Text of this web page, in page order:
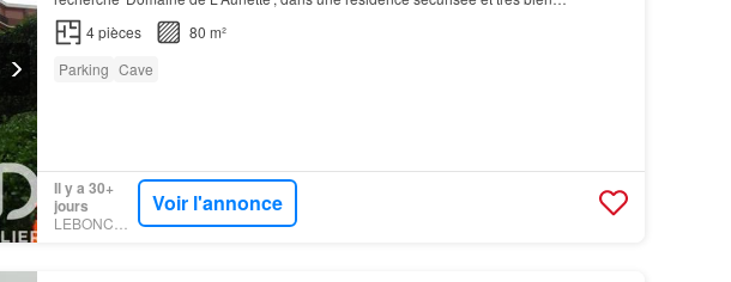
entretenue, venez découvrir ce très bel
4pièces
80 m²
Parking Cave
Il y a 30+
jours
LEBONCOIN
Voir l'annonce